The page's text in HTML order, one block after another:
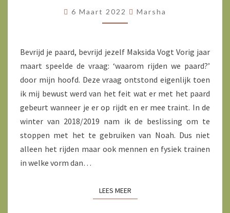
BEFREIE
DICH
6 Maart 2022 Marsha
Bevrijd je paard, bevrijd jezelf Maksida Vogt Vorig jaar
maart speelde de vraag: ‘waarom rijden we paard?’
door mijn hoofd. Deze vraag ontstond eigenlijk toen
ik mij bewust werd van het feit wat er met het paard
gebeurt wanneer je er op rijdt en er mee traint. In de
winter van 2018/2019 nam ik de beslissing om te
stoppen met het te gebruiken van Noah. Dus niet
alleen het rijden maar ook mennen en fysiek trainen
in welke vorm dan…
LEES MEERLEES MEER